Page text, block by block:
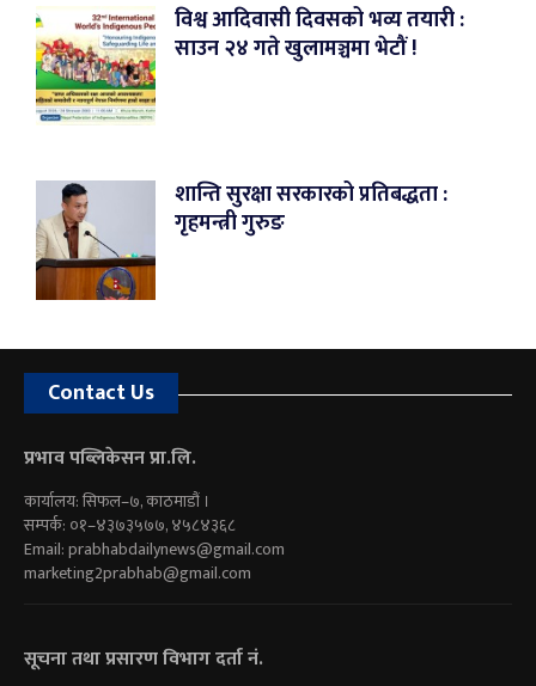
विश्व आदिवासी दिवसको भव्य तयारी :
साउन २४ गते खुलामञ्चमा भेटौं !
शान्ति सुरक्षा सरकारको प्रतिबद्धता :
गृहमन्त्री गुरुङ
Contact Us
प्रभाव पब्लिकेसन प्रा.लि.
कार्यालय: सिफल–७, काठमाडौं ।
सम्पर्क: ०१–४३७३५७७, ४५८४३६८
Email:prabhabdailynews@gmail.com
marketing2prabhab@gmail.com
सूचना तथा प्रसारण विभाग दर्ता नं.